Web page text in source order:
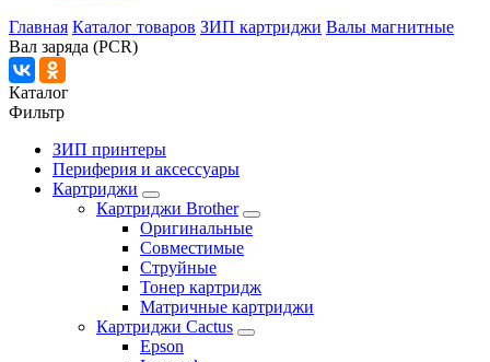
Главная Каталог товаров ЗИП картриджи Валы магнитные
Вал заряда (PCR)
Каталог
Фильтр
ЗИП принтеры
Периферия и аксессуары
Картриджи
Картриджи Brother
Оригинальные
Совместимые
Струйные
Тонер картридж
Матричные картриджи
Картриджи Cactus
Epson